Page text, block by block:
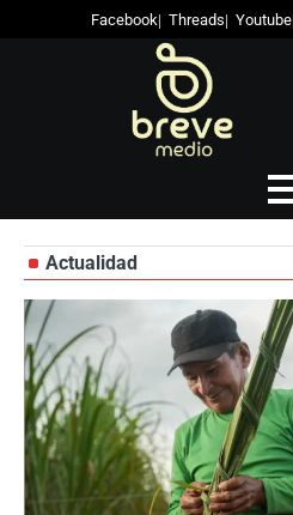
Facebook Threads Youtube
Actualidad